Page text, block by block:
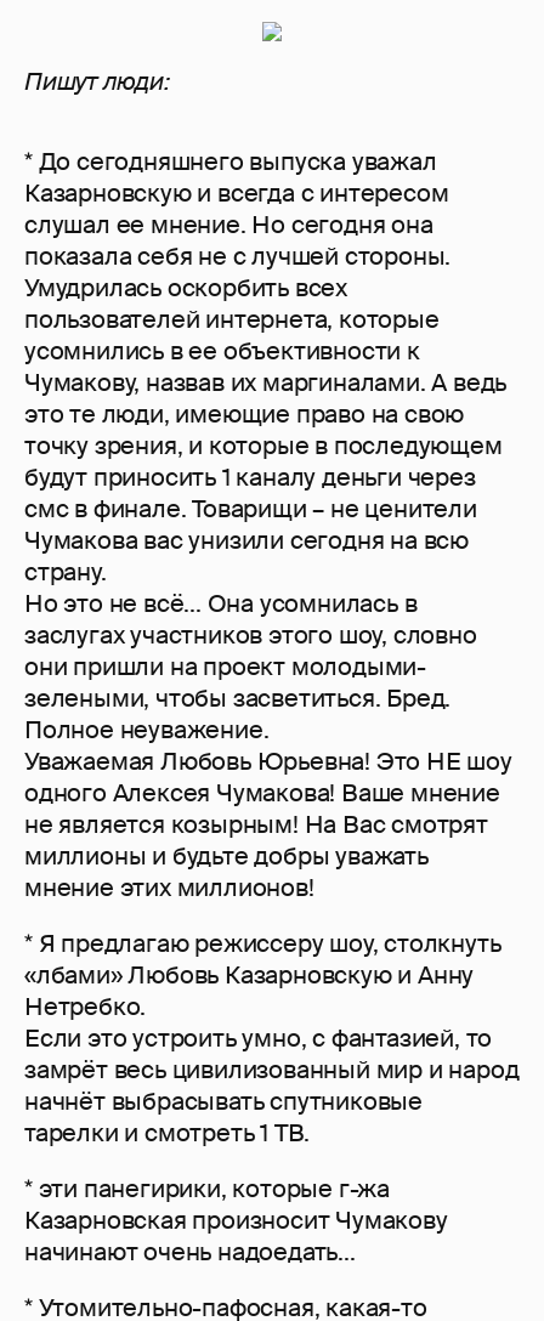
Пишут люди:
* До сегодняшнего выпуска уважал
Казарновскую и всегда с интересом
слушал ее мнение. Но сегодня она
показала себя не с лучшей стороны.
Умудрилась оскорбить всех
пользователей интернета, которые
усомнились в ее объективности к
Чумакову, назвав их маргиналами. А ведь
это те люди, имеющие право на свою
точку зрения, и которые в последующем
будут приносить 1 каналу деньги через
смс в финале. Товарищи – не ценители
Чумакова вас унизили сегодня на всю
страну.
Но это не всё... Она усомнилась в
заслугах участников этого шоу, словно
они пришли на проект молодыми-
зелеными, чтобы засветиться. Бред.
Полное неуважение.
Уважаемая Любовь Юрьевна! Это НЕ шоу
одного Алексея Чумакова! Ваше мнение
не является козырным! На Вас смотрят
миллионы и будьте добры уважать
мнение этих миллионов!
* Я предлагаю режиссеру шоу, столкнуть
«лбами» Любовь Казарновскую и Анну
Нетребко.
Если это устроить умно, с фантазией, то
замрёт весь цивилизованный мир и народ
начнёт выбрасывать спутниковые
тарелки и смотреть 1 ТВ.
* эти панегирики, которые г-жа
Казарновская произносит Чумакову
начинают очень надоедать...
* Утомительно-пафосная, какая-то